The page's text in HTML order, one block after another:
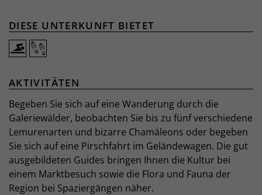
DIESE UNTERKUNFT BIETET
AKTIVITÄTEN
Begeben Sie sich auf eine Wanderung durch die
Galeriewälder, beobachten Sie bis zu fünf verschiedene
Lemurenarten und bizarre Chamäleons oder begeben
Sie sich auf eine Pirschfahrt im Geländewagen. Die gut
ausgebildeten Guides bringen Ihnen die Kultur bei
einem Marktbesuch sowie die Flora und Fauna der
Region bei Spaziergängen näher.